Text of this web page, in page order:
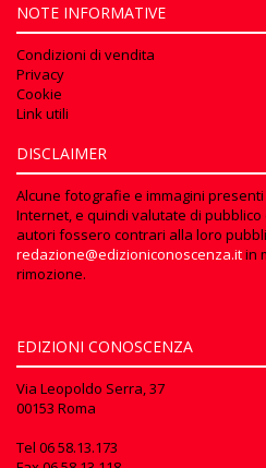
NOTE INFORMATIVE
Condizioni di vendita
Privacy
Cookie
Link utili
DISCLAIMER
Alcune fotografie e immagini
Internet, e quindi valutate di pubblico
autori fossero contrari alla loro
redazione@edizioniconoscenza.itin
rimozione.
EDIZIONI CONOSCENZA
Via Leopoldo Serra, 37
00153 Roma
Tel 06 58.13.173